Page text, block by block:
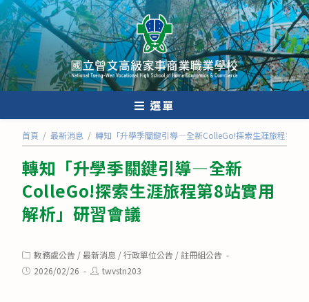
跳
轉
至
主
要
內
選單
首頁 / 最新消息 / 轉知「升學季關鍵引導—全新ColleGo!探索生涯旅程第8
轉知「升學季關鍵引導—全新
ColleGo!探索生涯旅程第8站實用
解析」研習會議
Post
category:
教務處公告 /最新消息 /行政單位公告 /註冊組公告
Post2026/02/26
Posttwvstn203